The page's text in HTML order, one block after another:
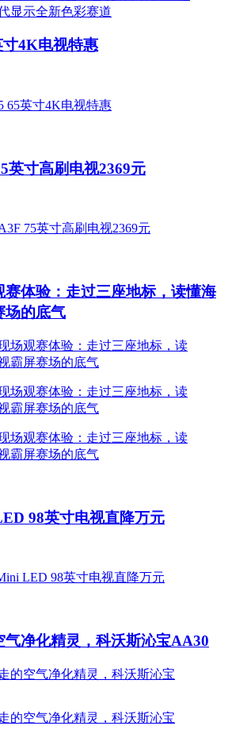
4K电视特惠
英寸高刷电视2369元
赛体验：走过三座地标，读懂海
场的底气
98英寸电视直降万元
气净化精灵，科沃斯沁宝AA30